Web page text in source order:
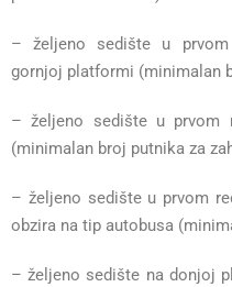
– željeno sedište u prvom
gornjoj platformi (minimalan
– željeno sedište u prvom
(minimalan broj putnika za
– željeno sedište u prvom
obzira na tip autobusa
– željeno sedište na donjoj